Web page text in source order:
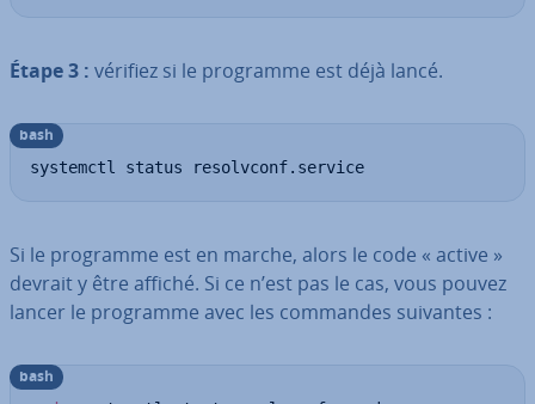
Étape 3 : vérifiez si le programme est déjà lancé.
systemctl status resolvconf.service
bash
Si le programme est en marche, alors le code « active »
devrait y être affiché. Si ce n’est pas le cas, vous pouvez
lancer le programme avec les commandes suivantes :
bash